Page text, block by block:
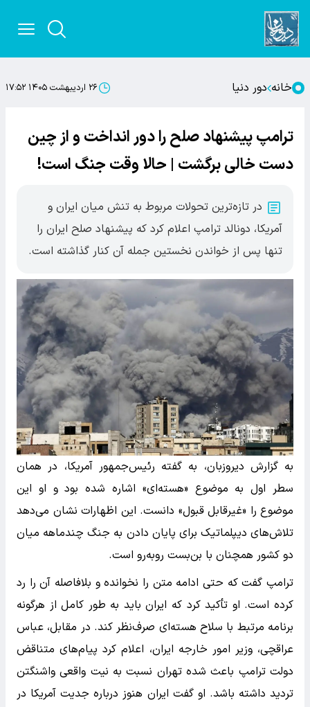
خانه دور دنیا ۲۶ اردیبهشت ۱۴۰۵ ۱۷:۵۲
ترامپ پیشنهاد صلح را دور انداخت و از چین
دست خالی برگشت | حالا وقت جنگ است!
در تازه‌ترین تحولات مربوط به تنش میان ایران و
آمریکا، دونالد ترامپ اعلام کرد که پیشنهاد صلح ایران را
تنها پس از خواندن نخستین جمله آن کنار گذاشته است.
به گزارش دیروزبان، به گفته رئیس‌جمهور آمریکا، در همان
سطر اول به موضوع «هسته‌ای» اشاره شده بود و او این
موضوع را «غیرقابل قبول» دانست. این اظهارات نشان می‌دهد
تلاش‌های دیپلماتیک برای پایان دادن به جنگ چندماهه میان
دو کشور همچنان با بن‌بست روبه‌رو است.
ترامپ گفت که حتی ادامه متن را نخوانده و بلافاصله آن را رد
کرده است. او تأکید کرد که ایران باید به طور کامل از هرگونه
برنامه مرتبط با سلاح هسته‌ای صرف‌نظر کند. در مقابل، عباس
عراقچی، وزیر امور خارجه ایران، اعلام کرد پیام‌های متناقض
دولت ترامپ باعث شده تهران نسبت به نیت واقعی واشنگتن
تردید داشته باشد. او گفت ایران هنوز درباره جدیت آمریکا در